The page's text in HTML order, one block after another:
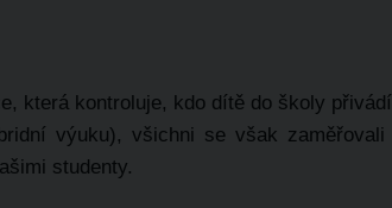
která kontroluje, kdo dítě do školy
výuku), všichni se však
studenty.